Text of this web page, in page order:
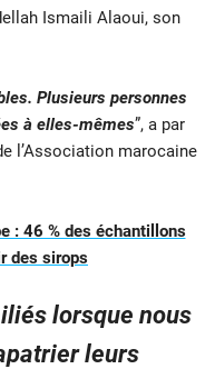
Ismaili Alaoui, son
Plusieurs personnes
à elles-mêmes”, a par
l’Association marocaine
: 46 % des échantillons
des sirops
lorsque nous
leurs